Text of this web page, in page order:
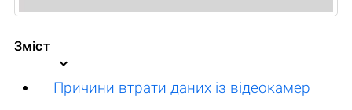
Зміст
Причини втрати даних із відеокамер